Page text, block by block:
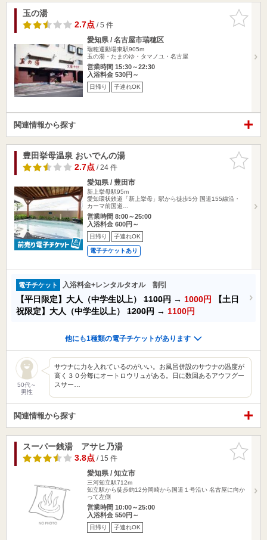
お気に入
りに追加
玉の湯
2.7点/ 5 件
愛知県 / 名古屋市瑞穂区
瑞穂運動場東駅905m
玉の湯・たまのゆ・タマノユ・名古屋
営業時間 15:30～22:30
入浴料金 530円～
日帰り 子連れOK
関連情報から探す
お気に入
りに追加
豊田挙母温泉 おいでんの湯
2.7点/ 24 件
愛知県 / 豊田市
新上挙母駅95m
愛知環状鉄道「新上挙母」駅から徒歩5分 国道155線沿・
カーマ前国道…
営業時間 8:00～25:00
入浴料金 600円～
日帰り 子連れOK
電子チケットあり
電子チケット 入浴料金+レンタルタオル 割引
【平日限定】大人（中学生以上） 1100円 → 1000円
【土日
祝限定】大人（中学生以上） 1200円 → 1100円
他にも1種類の電子チケットがあります
50代～
男性
サウナに力を入れているのがいい。お風呂併設のサウナの温度が
高く３０分毎にオートロウリュがある。日に数回あるアウフグー
スサー…
関連情報から探す
お気に入
りに追加
スーパー銭湯 アサヒ乃湯
3.8点/ 15 件
愛知県 / 知立市
三河知立駅712m
知立駅から徒歩約12分岡崎から国道１号沿い 名古屋に向か
って左側
営業時間 10:00～25:00
入浴料金 550円～
日帰り 子連れOK